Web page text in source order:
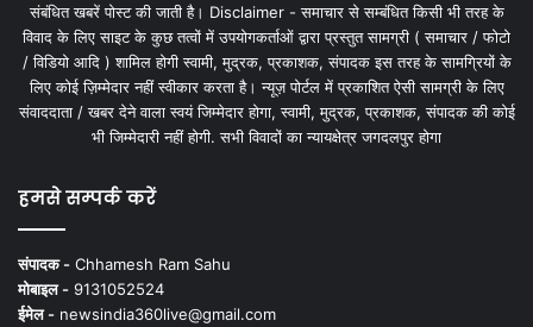
संबंधित खबरें पोस्ट की जाती है। Disclaimer - समाचार से सम्बंधित किसी भी तरह के
विवाद के लिए साइट के कुछ तत्वों में उपयोगकर्ताओं द्वारा प्रस्तुत सामग्री ( समाचार / फोटो
/ विडियो आदि ) शामिल होगी स्वामी, मुद्रक, प्रकाशक, संपादक इस तरह के सामग्रियों के
लिए कोई ज़िम्मेदार नहीं स्वीकार करता है। न्यूज़ पोर्टल में प्रकाशित ऐसी सामग्री के लिए
संवाददाता / खबर देने वाला स्वयं जिम्मेदार होगा, स्वामी, मुद्रक, प्रकाशक, संपादक की कोई
भी जिम्मेदारी नहीं होगी. सभी विवादों का न्यायक्षेत्र जगदलपुर होगा
हमसे सम्पर्क करें
संपादक - Chhamesh Ram Sahu
मोबाइल - 9131052524
ईमेल - newsindia360live@gmail.com